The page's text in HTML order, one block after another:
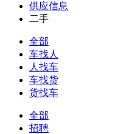
供应信息
二手
全部
车找人
人找车
车找货
货找车
全部
招聘